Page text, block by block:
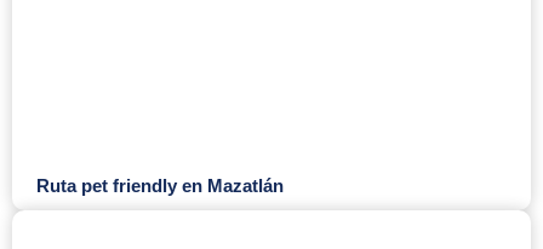
Ruta pet friendly en Mazatlán